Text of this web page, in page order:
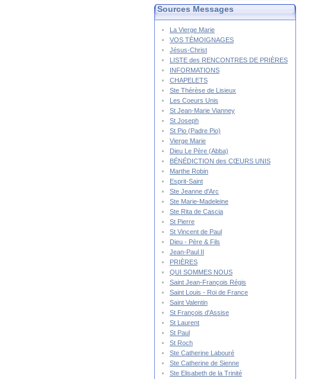
Sources Messages
La Vierge Marie
VOS TÉMOIGNAGES
Jésus-Christ
LISTE des RENCONTRES DE PRIÈRES
INFORMATIONS
CHAPELETS
Ste Thérèse de Lisieux
Les Coeurs Unis
St Jean-Marie Vianney
St Joseph
St Pio (Padre Pio)
Vierge Marie
Dieu Le Père (Abba)
BÉNÉDICTION des CŒURS UNIS
Marthe Robin
Esprit-Saint
Ste Jeanne d'Arc
Ste Marie-Madeleine
Ste Rita de Cascia
St Pierre
St Vincent de Paul
Dieu - Père & Fils
Jean-Paul II
PRIÈRES
QUI SOMMES NOUS
Saint Jean-François Régis
Saint Louis - Roi de France
Saint Valentin
St François d'Assise
St Laurent
St Paul
St Roch
Ste Catherine Labouré
Ste Catherine de Sienne
Ste Elisabeth de la Trinité